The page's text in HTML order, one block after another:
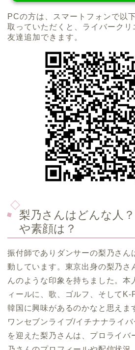
PCの方は、スマートフォンで以
取っていただくと、ライバーク
友達追加できます。
梨乃さんはどんな人
や素顔は？
振付師でありダンサーの梨乃さん
動しています。東京出身の梨乃さ
んのような印象を持ちました。本
ィールに、歌、ゴルフ、そしてK-
韓国に興味があるのかなと思えま
ワンセブンライブ/イチナナライ
を迎えた梨乃さんは、プロライバ